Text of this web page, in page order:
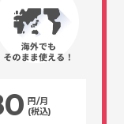
円/月
(税込)